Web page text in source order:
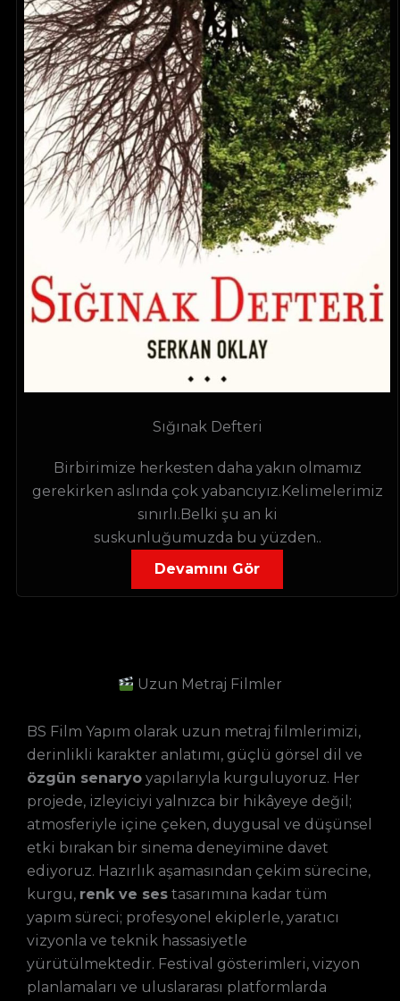
Sığınak Defteri
Birbirimize herkesten daha yakın olmamız
gerekirken aslında çok yabancıyız.Kelimelerimiz
sınırlı.Belki şu an ki
suskunluğumuzda bu yüzden..
Devamını Gör
Uzun Metraj Filmler
BS Film Yapım olarak uzun metraj filmlerimizi,
derinlikli karakter anlatımı, güçlü görsel dil ve
özgün senaryo yapılarıyla kurguluyoruz. Her
projede, izleyiciyi yalnızca bir hikâyeye değil;
atmosferiyle içine çeken, duygusal ve düşünsel
etki bırakan bir sinema deneyimine davet
ediyoruz. Hazırlık aşamasından çekim sürecine,
kurgu, renk ve ses tasarımına kadar tüm
yapım süreci; profesyonel ekiplerle, yaratıcı
vizyonla ve teknik hassasiyetle
yürütülmektedir. Festival gösterimleri, vizyon
planlamaları ve uluslararası platformlarda